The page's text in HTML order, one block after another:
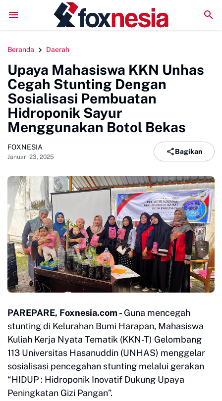
Perkuat Kolaborasi Pengembangan Pariwisata
Beranda Daerah
Upaya Mahasiswa KKN Unhas
Cegah Stunting Dengan
Sosialisasi Pembuatan
Hidroponik Sayur
Menggunakan Botol Bekas
FOXNESIA
Januari 23, 2025
Bagikan
PAREPARE, Foxnesia.com - Guna mencegah
stunting di Kelurahan Bumi Harapan, Mahasiswa
Kuliah Kerja Nyata Tematik (KKN-T) Gelombang
113 Universitas Hasanuddin (UNHAS) menggelar
sosialisasi pencegahan stunting melalui gerakan
“HIDUP : Hidroponik Inovatif Dukung Upaya
Peningkatan Gizi Pangan”.